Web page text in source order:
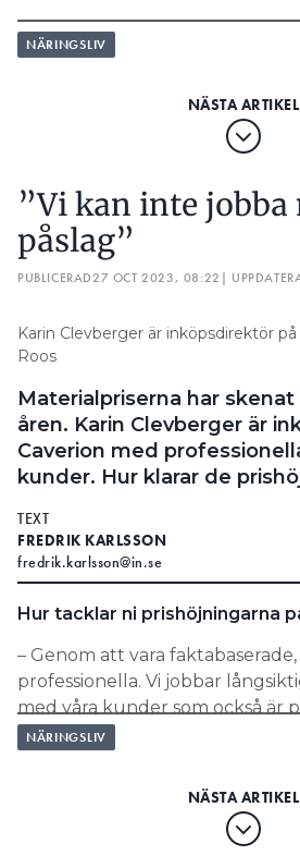
NÄRINGSLIV
”Vi kan inte jobba
påslag”
PUBLICERAD27 OCT 2023, 08:22 |
Karin Clevberger är inköpsdirektör
Roos
Materialpriserna har
åren. Karin Clevberger är
Caverion med
kunder. Hur klarar de
TEXT
FREDRIK KARLSSON
fredrik.karlsson@in.se
Hur tacklar ni prishöjningarna
– Genom att vara
professionella. Vi jobbar
med våra kunder som också är
pålästa. De kräver transparens
leverantörer för att veta att
skäliga. I vissa fall kan vi erbjuda
NÄRINGSLIV